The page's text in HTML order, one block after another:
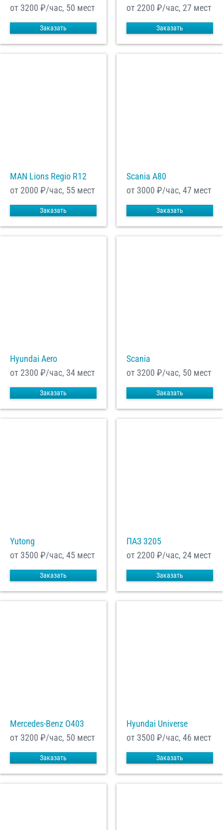
от 3200 ₽/час, 50 мест
Заказать
от 2200 ₽/час, 27 мест
Заказать
MAN Lions Regio R12
от 2000 ₽/час, 55 мест
Заказать
Scania A80
от 3000 ₽/час, 47 мест
Заказать
Hyundai Aero
от 2300 ₽/час, 34 мест
Заказать
Scania
от 3200 ₽/час, 50 мест
Заказать
Yutong
от 3500 ₽/час, 45 мест
Заказать
ПАЗ 3205
от 2200 ₽/час, 24 мест
Заказать
Mercedes-Benz О403
от 3200 ₽/час, 50 мест
Заказать
Hyundai Universe
от 3500 ₽/час, 46 мест
Заказать